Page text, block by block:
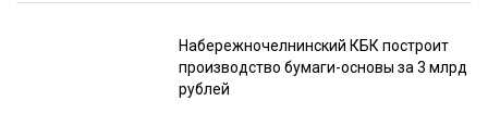
Набережночелнинский КБК построит
производство бумаги-основы за 3 млрд
рублей